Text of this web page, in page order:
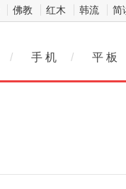
佛教 红木 韩流 简
/ 手 机 / 平 板